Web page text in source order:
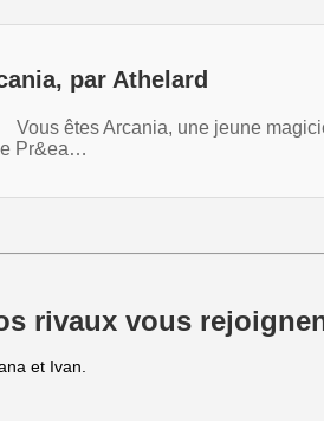
par Athelard
êtes Arcania, une jeune
Pr&ea…
rivaux vous
et Ivan.